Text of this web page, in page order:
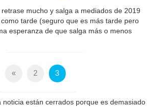
mucho y salga a mediados de 2019
tarde (seguro que es más tarde pero
esperanza de que salga más o menos
« 2 3
noticia están cerrados porque es demasiado